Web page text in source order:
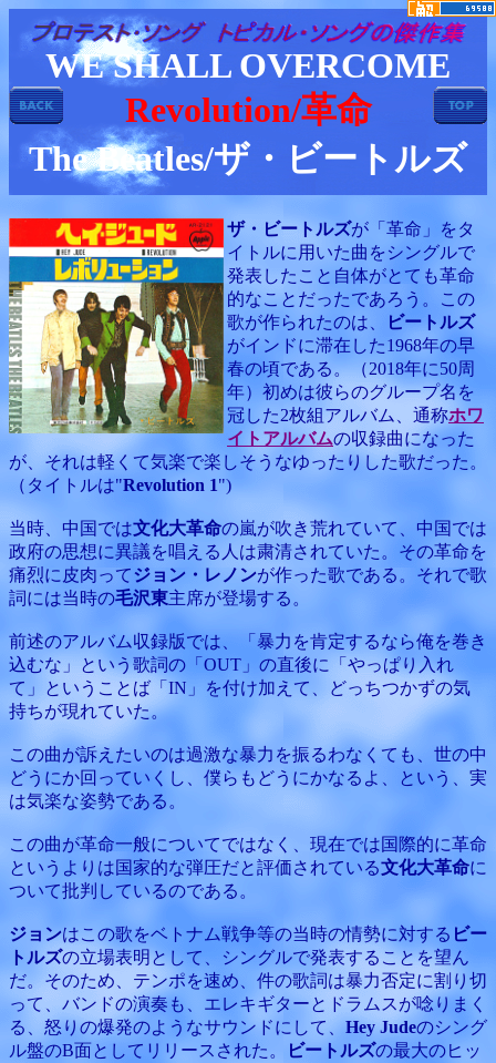
WE SHALL OVERCOME
Revolution/革命
The Beatles/ザ・ビートルズ
ザ・ビートルズが「革命」をタ
イトルに用いた曲をシングルで
発表したこと自体がとても革命
的なことだったであろう。この
歌が作られたのは、
ビートルズ
がインドに滞在した1968年の早
春の頃である。（2018年に50周
年）初めは彼らのグループ名を
冠した2枚組アルバム、通称ホワ
イトアルバムの収録曲になった
が、それは軽くて気楽で楽しそうなゆったりした歌だった。
（タイトルは"Revolution 1")
当時、中国では文化大革命の嵐が吹き荒れていて、中国では
政府の思想に異議を唱える人は粛清されていた。その革命を
痛烈に皮肉ってジョン・レノンが作った歌である。それで歌
詞には当時の毛沢東主席が登場する。
前述のアルバム収録版では、「暴力を肯定するなら俺を巻き
込むな」という歌詞の「OUT」の直後に「やっぱり入れ
て」ということば「IN」を付け加えて、どっちつかずの気
持ちが現れていた。
この曲が訴えたいのは過激な暴力を振るわなくても、世の中
どうにか回っていくし、僕らもどうにかなるよ、という、実
は気楽な姿勢である。
この曲が革命一般についてではなく、現在では国際的に革命
というよりは国家的な弾圧だと評価されている文化大革命に
ついて批判しているのである。
ジョンはこの歌をベトナム戦争等の当時の情勢に対する ビー
トルズの立場表明として、シングルで発表することを望ん
だ。そのため、テンポを速め、件の歌詞は暴力否定に割り切
って、バンドの演奏も、エレキギターとドラムスが唸りまく
る、怒りの爆発のようなサウンドにして、 Hey Judeのシング
ル盤のB面としてリリースされた。
ビートルズの最大のヒッ